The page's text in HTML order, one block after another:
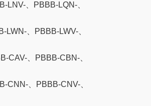
LNV-、PBBB-LQN-、
LWN-、PBBB-LWV-、
CAV-、PBBB-CBN-、
CNN-、PBBB-CNV-、